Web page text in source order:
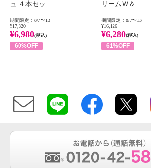
ュ ４本セッ...
期間限定：8/7〜13
¥17,820
¥6,980(税込)
60%OFF
リームＷ＆...
期間限定：8/7〜13
¥16,126
¥6,280(税込)
61%OFF